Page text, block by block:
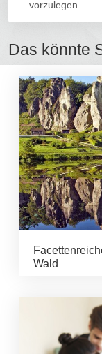
vorzulegen.
Das könnte
Wald